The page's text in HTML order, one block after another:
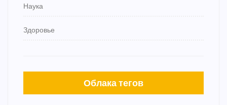
Наука
Здоровье
Облака тегов